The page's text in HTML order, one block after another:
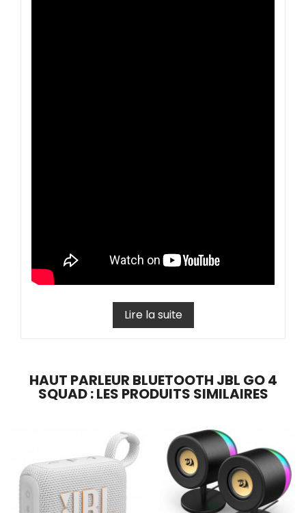
Lire la suite
HAUT PARLEUR BLUETOOTH JBL GO 4
SQUAD : LES PRODUITS SIMILAIRES